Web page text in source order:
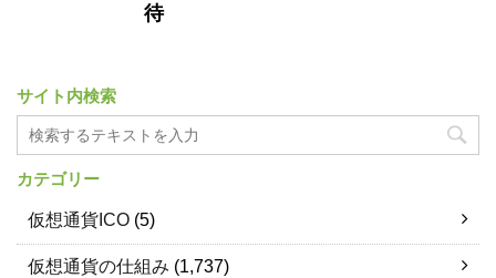
待
サイト内検索
カテゴリー
仮想通貨ICO (5)
仮想通貨の仕組み (1,737)